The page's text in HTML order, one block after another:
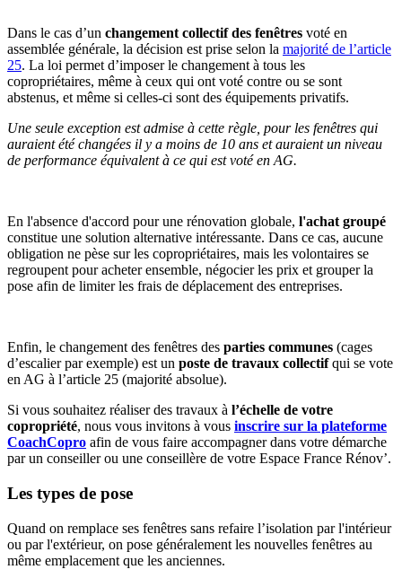
Dans le cas d’un changement collectif des fenêtres voté en
assemblée générale, la décision est prise selon la majorité de l’article
25. La loi permet d’imposer le changement à tous les
copropriétaires, même à ceux qui ont voté contre ou se sont
abstenus, et même si celles-ci sont des équipements privatifs.
Une seule exception est admise à cette règle, pour les fenêtres qui
auraient été changées il y a moins de 10 ans et auraient un niveau
de performance équivalent à ce qui est voté en AG.
En l'absence d'accord pour une rénovation globale, l'achat groupé
constitue une solution alternative intéressante. Dans ce cas, aucune
obligation ne pèse sur les copropriétaires, mais les volontaires se
regroupent pour acheter ensemble, négocier les prix et grouper la
pose afin de limiter les frais de déplacement des entreprises.
Enfin, le changement des fenêtres des parties communes (cages
d’escalier par exemple) est un poste de travaux collectifqui se vote
en AG à l’article 25 (majorité absolue).
Si vous souhaitez réaliser des travaux à l’échelle de votre
copropriété, nous vous invitons à vous inscrire sur la plateforme
CoachCopro afin de vous faire accompagner dans votre démarche
par un conseiller ou une conseillère de votre Espace France Rénov’.
Les types de pose
Quand on remplace ses fenêtres sans refaire l’isolation par l'intérieur
ou par l'extérieur, on pose généralement les nouvelles fenêtres au
même emplacement que les anciennes.